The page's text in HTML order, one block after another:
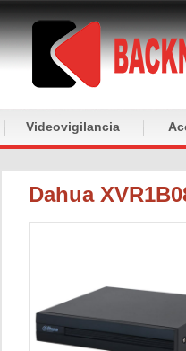
Videovigilancia
Dahua